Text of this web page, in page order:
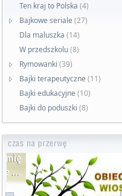
Ten kraj to Polska (4)
Bajkowe seriale (27)
Dla maluszka (14)
W przedszkolu(8)
Rymowanki (39)
Bajki terapeutyczne (11)
Bajki edukacyjne (10)
Bajki do poduszki (8)